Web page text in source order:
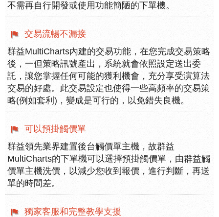
不需再自行開發或使用功能簡陋的下單機。
交易流暢不漏接
群益MultiCharts內建的交易功能，在您完成交易策略
後，一但策略訊號產出，系統就會依照設定送出委
託，讓您掌握任何可能的獲利機會，充分享受演算法
交易的好處。此交易設定也使得一些高頻率的交易策
略(例如套利)，變成是可行的，以免錯失良機。
可以預掛觸價單
群益領先業界建置後台觸價單主機，故群益
MultiCharts的下單機可以選擇預掛觸價單，由群益觸
價單主機洗價，以減少您收到報價，進行判斷，再送
單的時間差。
獨家客服和完整教學支援